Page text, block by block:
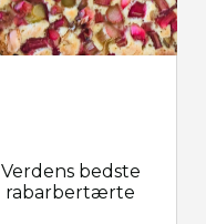
Verdens bedste
rabarbertærte